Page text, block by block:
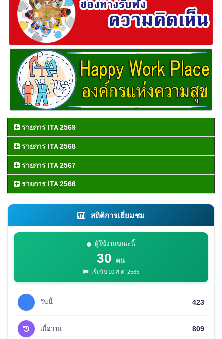
รายการ ITA 2569
รายการ ITA 2568
รายการ ITA 2567
รายการ ITA 2566
สถิติการเยี่ยมชม
ผู้ใช้งานขณะนี้
30 คน
เริ่มนับ 20 ส.ค. 2565
วันนี้ 423
เมื่อวาน 809